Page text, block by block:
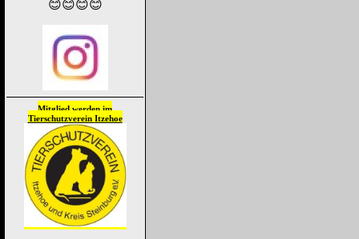
😊😊😊😊
Mitglied werden im
Tierschutzverein Itzehoe